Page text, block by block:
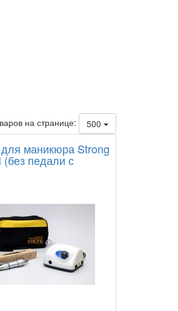
на странице: 500
маникюра Strong
(без педали с